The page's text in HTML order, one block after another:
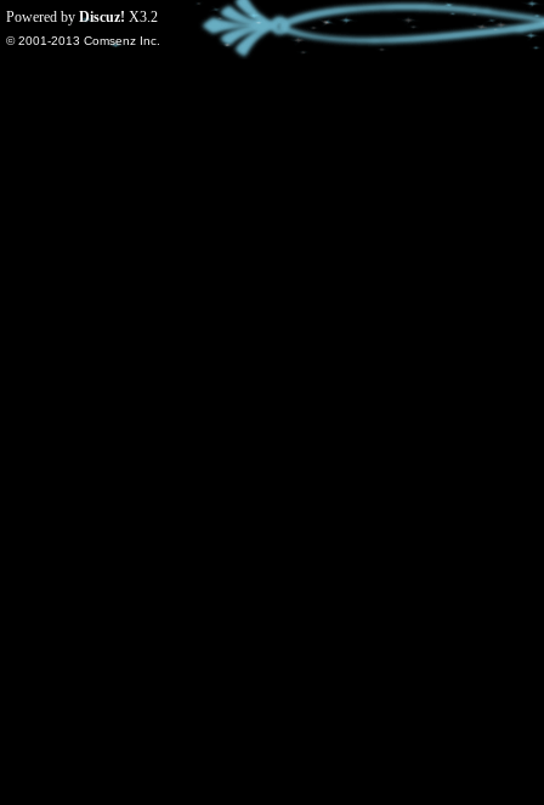
Powered by Discuz! X3.2
© 2001-2013 Comsenz Inc.